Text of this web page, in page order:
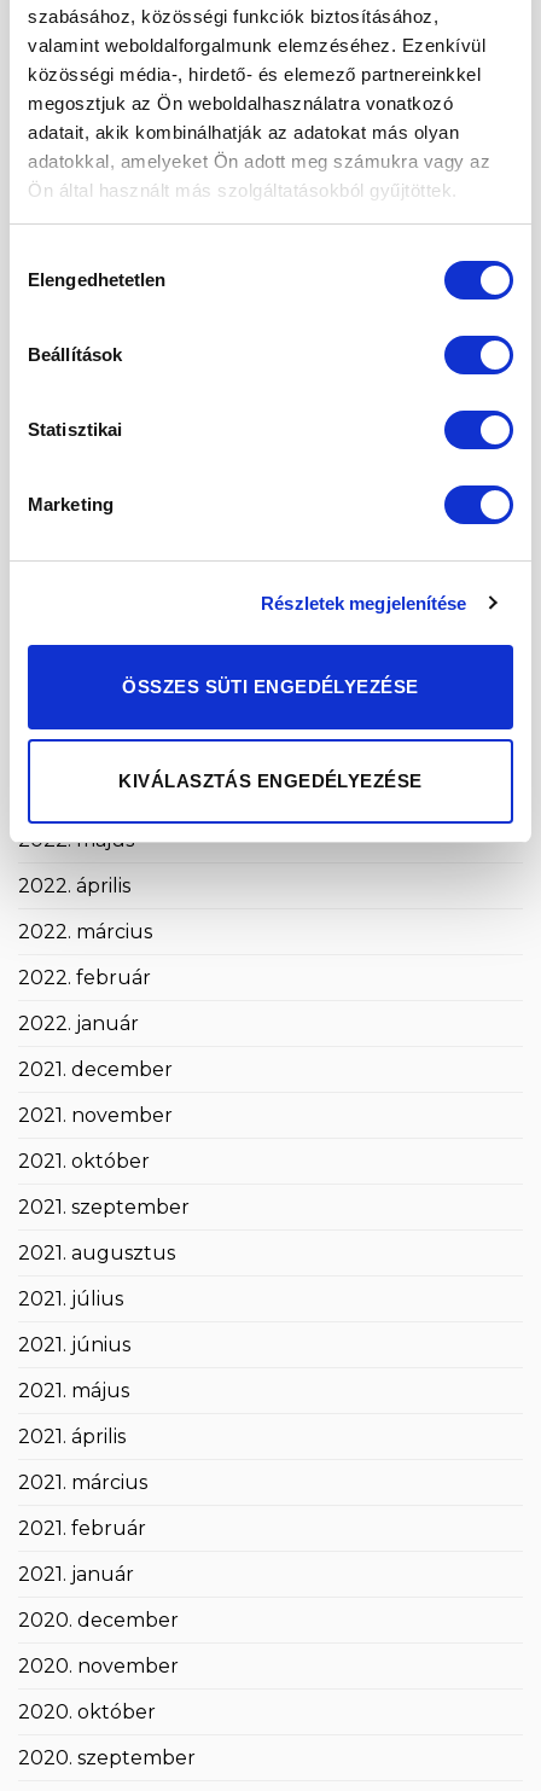
szabásához, közösségi funkciók biztosításához,
valamint weboldalforgalmunk elemzéséhez. Ezenkívül
közösségi média-, hirdető- és elemező partnereinkkel
megosztjuk az Ön weboldalhasználatra vonatkozó
adatait, akik kombinálhatják az adatokat más olyan
adatokkal, amelyeket Ön adott meg számukra vagy az
Ön által használt más szolgáltatásokból gyűjtöttek.
kiválasztása
Elengedhetetlen
Beállítások
Statisztikai
Marketing
Részletek megjelenítése
ÖSSZES SÜTI ENGEDÉLYEZÉSE
KIVÁLASZTÁS ENGEDÉLYEZÉSE
2024. október
2024. május
2024. április
2024. március
2023. december
2023. február
2022. december
2022. november
2022. július
2022. június
2022. május
2022. április
2022. március
2022. február
2022. január
2021. december
2021. november
2021. október
2021. szeptember
2021. augusztus
2021. július
2021. június
2021. május
2021. április
2021. március
2021. február
2021. január
2020. december
2020. november
2020. október
2020. szeptember